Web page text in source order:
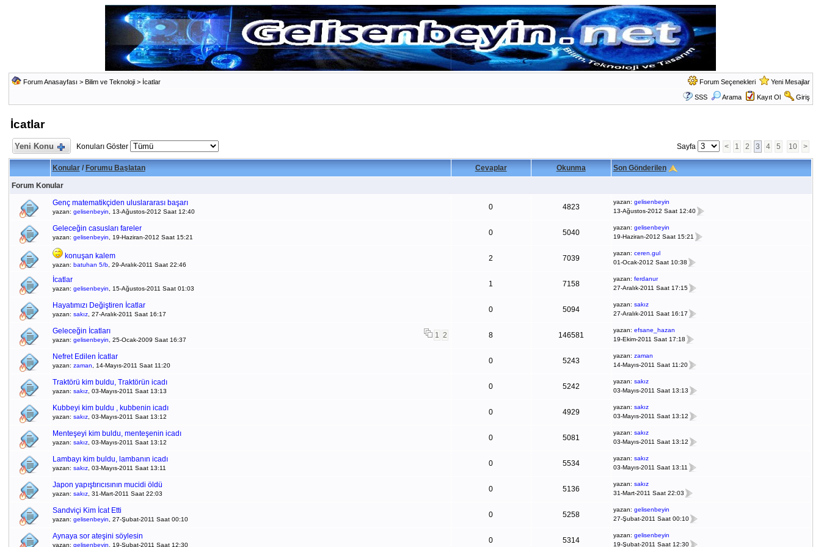
Forum Anasayfası > Bilim ve Teknoloji> İcatlar Forum Seçenekleri Yeni Mesajlar
SSS Arama Kayıt Ol Giriş
İcatlar
Yeni Konu Konuları Göster Sayfa < 1 2 3 4 5 10 >
Konular/ Forumu Başlatan Cevaplar Okunma Son Gönderilen
Forum Konular
Genç matematikçiden uluslararası başarı
yazan: gelisenbeyin , 13-Ağustos-2012 Saat 12:40
0 4823
yazan: gelisenbeyin
13-Ağustos-2012 Saat 12:40
Geleceğin casusları fareler
yazan: gelisenbeyin , 19-Haziran-2012 Saat 15:21
0 5040
yazan: gelisenbeyin
19-Haziran-2012 Saat 15:21
konuşan kalem
yazan: batuhan 5/b, 29-Aralık-2011 Saat 22:46
2 7039
yazan: ceren.gul
01-Ocak-2012 Saat 10:38
İcatlar
yazan: gelisenbeyin , 15-Ağustos-2011 Saat 01:03
1 7158
yazan: ferdanur
27-Aralık-2011 Saat 17:15
Hayatımızı Değiştiren İcatlar
yazan: sakız, 27-Aralık-2011 Saat 16:17
0 5094
yazan: sakız
27-Aralık-2011 Saat 16:17
Geleceğin İcatları
yazan: gelisenbeyin , 25-Ocak-2009 Saat 16:37
1 2 8 146581
yazan: efsane_hazan
19-Ekim-2011 Saat 17:18
Nefret Edilen İcatlar
yazan: zaman , 14-Mayıs-2011 Saat 11:20
0 5243
yazan: zaman
14-Mayıs-2011 Saat 11:20
Traktörü kim buldu, Traktörün icadı
yazan: sakız, 03-Mayıs-2011 Saat 13:13
0 5242
yazan: sakız
03-Mayıs-2011 Saat 13:13
Kubbeyi kim buldu , kubbenin icadı
yazan: sakız, 03-Mayıs-2011 Saat 13:12
0 4929
yazan: sakız
03-Mayıs-2011 Saat 13:12
Menteşeyi kim buldu, menteşenin icadı
yazan: sakız, 03-Mayıs-2011 Saat 13:12
0 5081
yazan: sakız
03-Mayıs-2011 Saat 13:12
Lambayı kim buldu, lambanın icadı
yazan: sakız, 03-Mayıs-2011 Saat 13:11
0 5534
yazan: sakız
03-Mayıs-2011 Saat 13:11
Japon yapıştırıcısının mucidi öldü
yazan: sakız, 31-Mart-2011 Saat 22:03
0 5136
yazan: sakız
31-Mart-2011 Saat 22:03
Sandviçi Kim İcat Etti
yazan: gelisenbeyin , 27-Şubat-2011 Saat 00:10
0 5258
yazan: gelisenbeyin
27-Şubat-2011 Saat 00:10
Aynaya sor ateşini söylesin
yazan: gelisenbeyin , 19-Şubat-2011 Saat 12:30
0 5314
yazan: gelisenbeyin
19-Şubat-2011 Saat 12:30